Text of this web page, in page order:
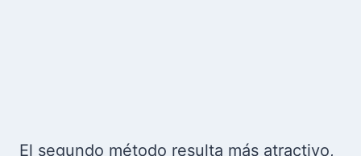
El segundo método resulta más atractivo,